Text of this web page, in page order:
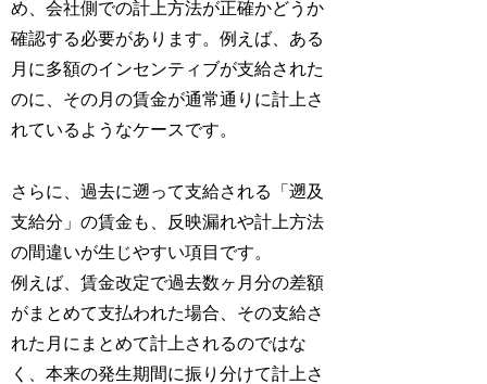
め、会社側での計上方法が正確かどうか
確認する必要があります。例えば、ある
月に多額のインセンティブが支給された
のに、その月の賃金が通常通りに計上さ
れているようなケースです。
さらに、過去に遡って支給される「遡及
支給分」の賃金も、反映漏れや計上方法
の間違いが生じやすい項目です。
例えば、賃金改定で過去数ヶ月分の差額
がまとめて支払われた場合、その支給さ
れた月にまとめて計上されるのではな
く、本来の発生期間に振り分けて計上さ